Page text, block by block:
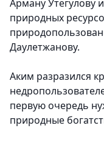
Арману Утегулову
природных
Даулетжанову.
Аким разразился
первую очередь
природные